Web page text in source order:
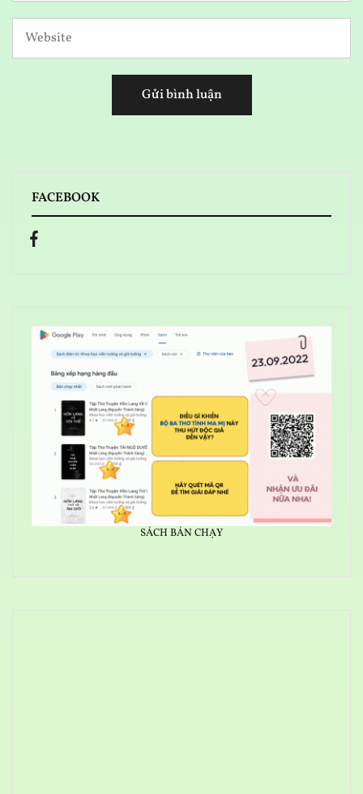
FACEBOOK
SÁCH BÁN CHẠY